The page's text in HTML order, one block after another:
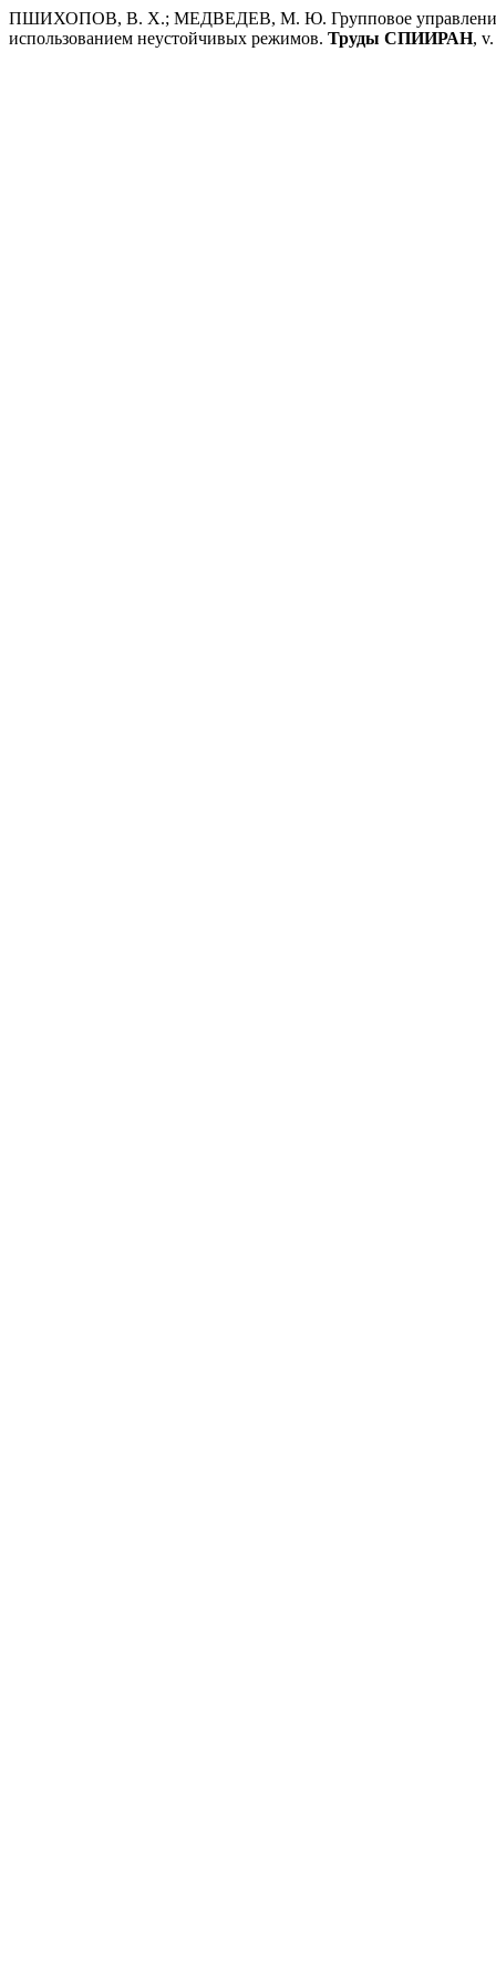
ПШИХОПОВ, В. Х.; МЕДВЕДЕВ, М. Ю. Групповое управление
использованием неустойчивых режимов. Труды СПИИРАН,